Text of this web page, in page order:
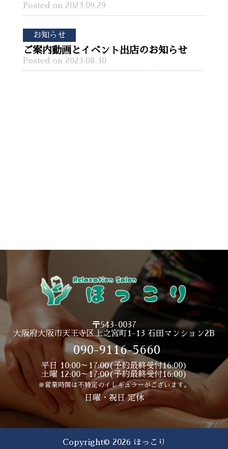
Posted on 2023.09.29
お知らせ
ご案内動画とイベント出店のお知らせ
Posted on 2023.08.30
〒543-0037
大阪府大阪市天王寺区上之宮町1-13 石田マンション2B
090-9116-5660
平日 10:00～17:00(予約最終受付16:00)
土曜 12:00～17:00(予約最終受付16:00)
※営業時間は不特定のイレギュラーがございます。
日曜・祝日 定休
Copyright© 2026 ほっこり